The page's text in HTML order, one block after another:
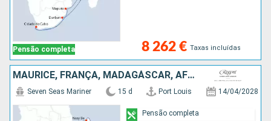
Pensão completa 8 262 € Taxas incluídas
MAURICE, FRANÇA, MADAGÁSCAR, AFRICA DO SUL
Seven Seas Mariner 15 d Port Louis 14/04/2028
Pensão completa